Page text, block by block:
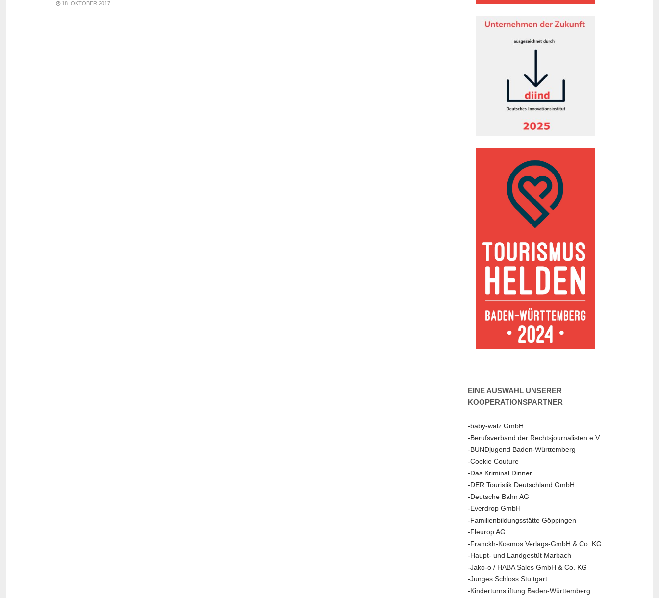
18. OKTOBER 2017
EINE AUSWAHL UNSERER
KOOPERATIONSPARTNER
-baby-walz GmbH
-Berufsverband der Rechtsjournalisten e.V.
-BUNDjugend Baden-Württemberg
-Cookie Couture
-Das Kriminal Dinner
-DER Touristik Deutschland GmbH
-Deutsche Bahn AG
-Everdrop GmbH
-Familienbildungsstätte Göppingen
-Fleurop AG
-Franckh-Kosmos Verlags-GmbH & Co. KG
-Haupt- und Landgestüt Marbach
-Jako-o / HABA Sales GmbH & Co. KG
-Junges Schloss Stuttgart
-Kinderturnstiftung Baden-Württemberg